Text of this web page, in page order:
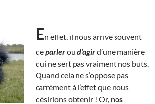
En effet, il nous arrive souvent
deparlerou d’agird’une manière
qui ne sert pas vraiment nos buts.
Quand cela ne s’oppose pas
carrément à l’effet que nous
désirions obtenir ! Or, nos